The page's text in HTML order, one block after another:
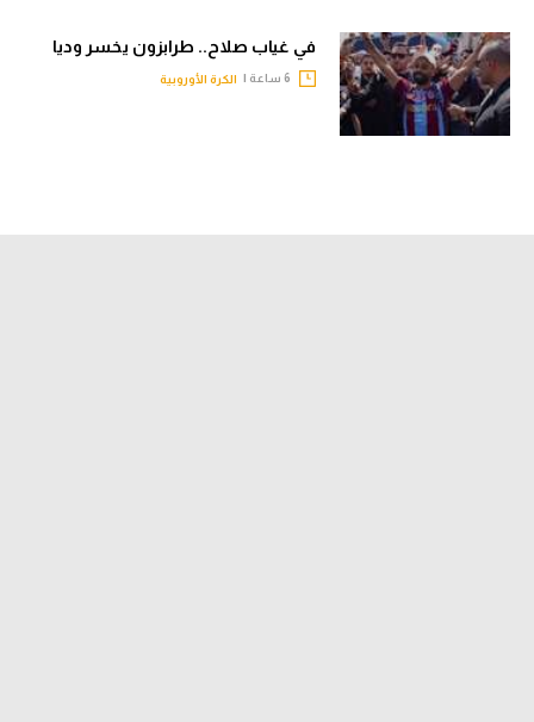
في غياب صلاح.. طرابزون يخسر وديا
الكرة الأوروبية